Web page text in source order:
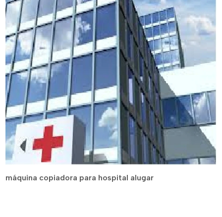
máquina copiadora para hospital alugar